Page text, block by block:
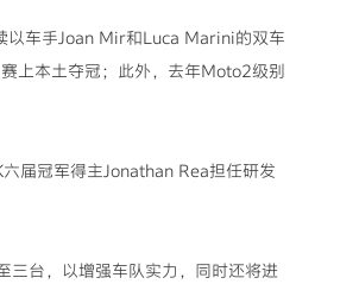
车手Joan Mir和Luca Marini的双车
上本土夺冠；此外，去年Moto2级别
届冠军得主Jonathan Rea担任研发
三台，以增强车队实力，同时还将进